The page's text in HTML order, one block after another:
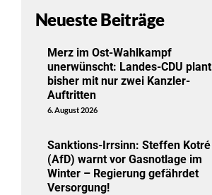
Neueste Beiträge
Merz im Ost-Wahlkampf
unerwünscht: Landes-CDU plant
bisher mit nur zwei Kanzler-
Auftritten
6. August 2026
Sanktions-Irrsinn: Steffen Kotré
(AfD) warnt vor Gasnotlage im
Winter – Regierung gefährdet
Versorgung!